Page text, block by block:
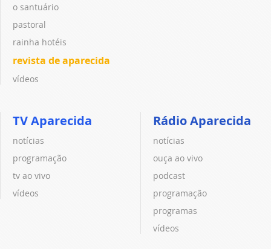
o santuário
pastoral
rainha hotéis
revista de aparecida
vídeos
TV Aparecida
notícias
programação
tv ao vivo
vídeos
Rádio Aparecida
notícias
ouça ao vivo
podcast
programação
programas
vídeos